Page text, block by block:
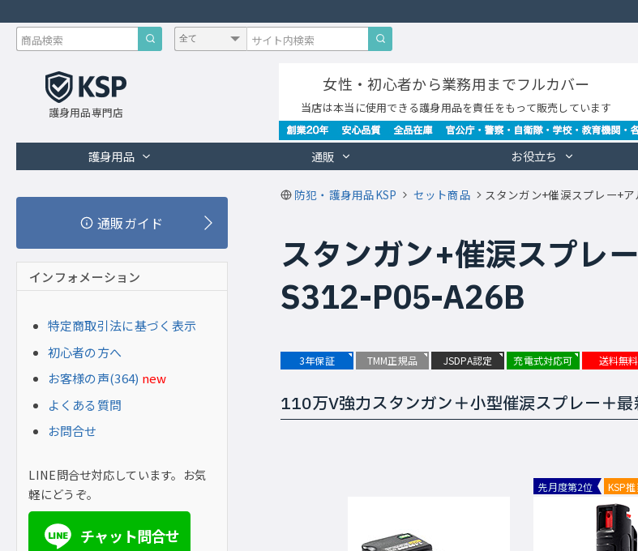
護身用品専門店
女性・初心者から業務用までフルカバー
当店は本当に使用できる護身用品を責任をもって販売しています
護身用品 通販 お役立ち
防犯・護身用品KSP セット商品 スタンガン+催涙スプレー+
スタンガン+催涙スプレ
S312-P05-A26B
3年保証 TMM正規品 JSDPA認定 充電式対応可 送料無料
110万V強力スタンガン＋小型催涙スプレー＋
先月度第2位 KSP
通販ガイド
インフォメーション
特定商取引法に基づく表示
初心者の方へ
お客様の声(364) new
よくある質問
お問合せ
LINE問合せ対応しています。お気
軽にどうぞ。
LINE チャット問合せ